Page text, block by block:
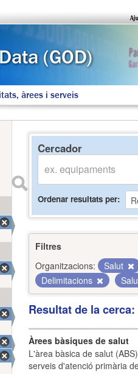
àrees i serveis
Cercador
Ordenar resultats per
Filtres
Organitzacions:
Salut
Delimitacions
Resultat de la
Àrees bàsiques de salut
L'àrea bàsica de salut
serveis d'atenció primària